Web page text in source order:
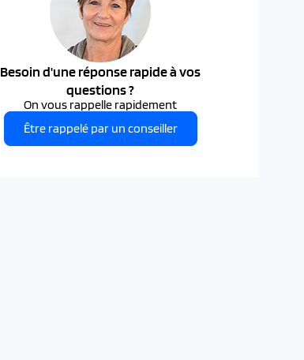
Besoin d'une réponse rapide à vos
questions ?
On vous rappelle rapidement
Être rappelé par un conseiller